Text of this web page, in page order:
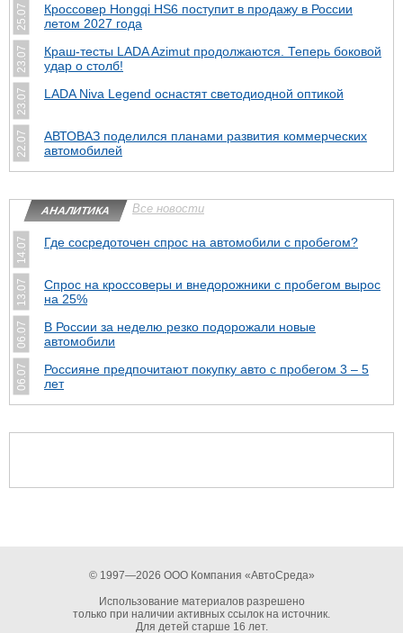
25.07
Кроссовер Hongqi HS6 поступит в продажу в России
летом 2027 года
23.07
Краш-тесты LADA Azimut продолжаются. Теперь боковой
удар о столб!
23.07 LADA Niva Legend оснастят светодиодной оптикой
22.07
АВТОВАЗ поделился планами развития коммерческих
автомобилей
АНАЛИТИКА Все новости
14.07 Где сосредоточен спрос на автомобили с пробегом?
13.07
Спрос на кроссоверы и внедорожники с пробегом вырос
на 25%
06.07
В России за неделю резко подорожали новые
автомобили
06.07
Россияне предпочитают покупку авто с пробегом 3 – 5
лет
© 1997—2026 ООО Компания «АвтоСреда»
Использование материалов разрешено
только при наличии активных ссылок на источник.
Для детей старше 16 лет.